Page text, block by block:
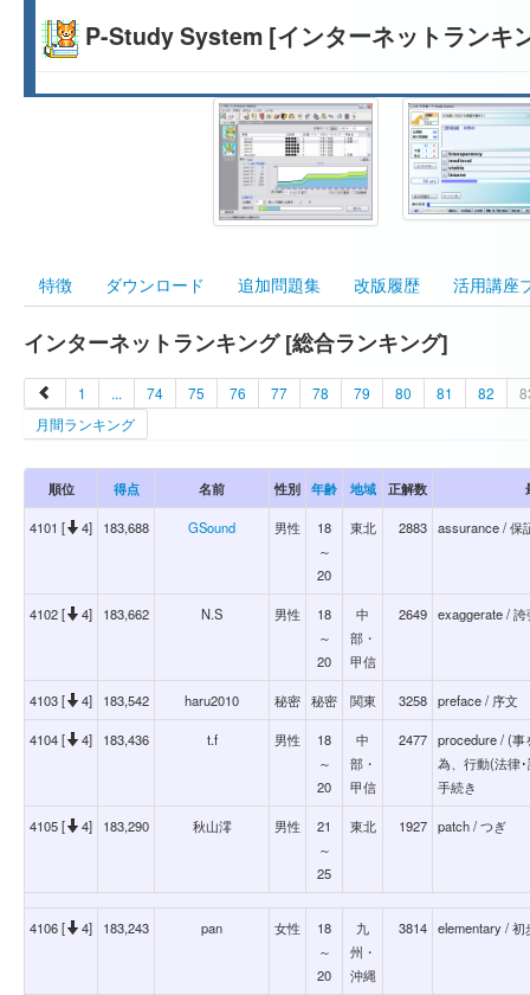
P-Study System [インターネットランキ
特徴 ダウンロード 追加問題集 改版履歴 活用講座
インターネットランキング [総合ランキング]
1 ... 74 75 76 77 78 79 80 81 82
月間ランキング
順位 得点 名前 性別 年齢 地域 正解数
4101 [ 4] 183,688 GSound 男性
18
～
20
東北 2883 assurance / 保
4102 [ 4] 183,662 N.S 男性
18
～
20
中
部・
甲信
2649 exaggerate /
4103 [ 4] 183,542 haru2010 秘密 秘密 関東 3258 preface / 序文
4104 [ 4] 183,436 t.f 男性
18
～
20
中
部・
甲信
2477 procedure / (事
為、行動(法律
手続き
4105 [ 4] 183,290 秋山澪 男性
21
～
25
東北 1927 patch / つぎ
4106 [ 4] 183,243 pan 女性
18
～
20
九
州・
沖縄
3814 elementary / 初